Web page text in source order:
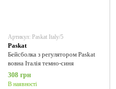
Артикул: Paskat Italy/5
Paskat
Бейсболка з регулятором Paskat
вовна Італія темно-синя
308 грн
В наявності